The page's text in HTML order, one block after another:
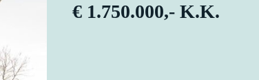
€ 1.750.000,- K.K.